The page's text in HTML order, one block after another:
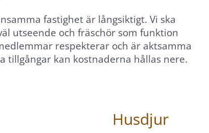
fastighet är långsiktigt. Vi ska
utseende och fräschör som funktion
respekterar och är aktsamma
tillgångar kan kostnaderna hållas nere.
Husdjur